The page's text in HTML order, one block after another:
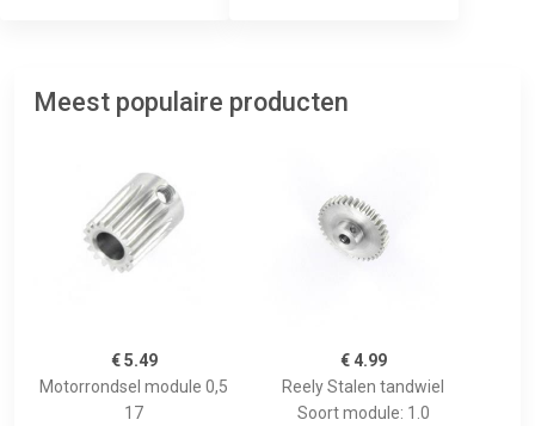
Meest populaire producten
€ 5.49
Motorrondsel module 0,5
17
€ 4.99
Reely Stalen tandwiel
Soort module: 1.0